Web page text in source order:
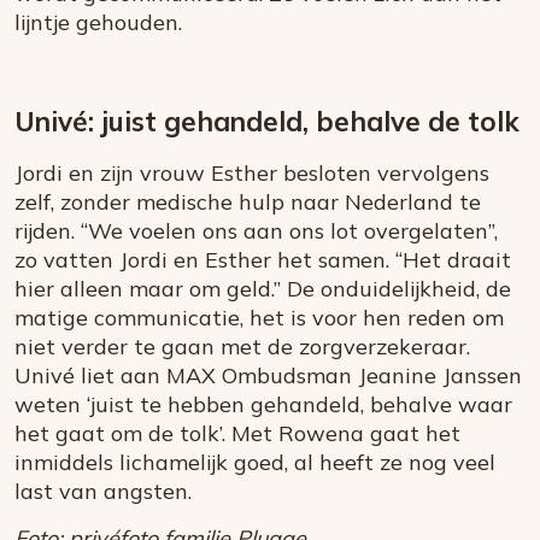
lijntje gehouden.
Univé: juist gehandeld, behalve de tolk
Jordi en zijn vrouw Esther besloten vervolgens
zelf, zonder medische hulp naar Nederland te
rijden. “We voelen ons aan ons lot overgelaten”,
zo vatten Jordi en Esther het samen. “Het draait
hier alleen maar om geld.” De onduidelijkheid, de
matige communicatie, het is voor hen reden om
niet verder te gaan met de zorgverzekeraar.
Univé liet aan MAX Ombudsman Jeanine Janssen
weten ‘juist te hebben gehandeld, behalve waar
het gaat om de tolk’. Met Rowena gaat het
inmiddels lichamelijk goed, al heeft ze nog veel
last van angsten.